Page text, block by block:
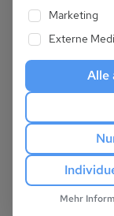
Marketing
Externe
Alle
Mehr